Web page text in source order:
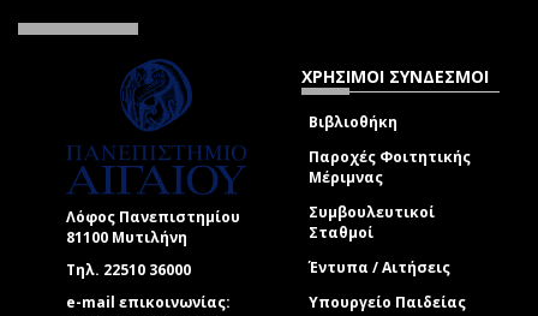
Λόφος Πανεπιστημίου
81100 Μυτιλήνη
Τηλ. 22510 36000
e-mail επικοινωνίας:
ΧΡΗΣΙΜΟΙ ΣΥΝΔΕΣΜΟΙ
Βιβλιοθήκη
Παροχές Φοιτητικής
Μέριμνας
Συμβουλευτικοί
Σταθμοί
Έντυπα / Αιτήσεις
Υπουργείο Παιδείας